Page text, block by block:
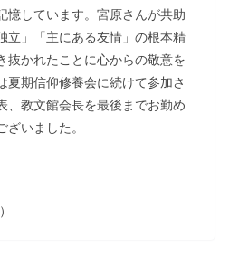
憶しています。宮原さんが共助
立」「主にある友情」の根本精
抜かれたことに心からの敬意を
夏期信仰修養会に続けて参加さ
、教文館会長を最後までお勤め
いました。
6記す）